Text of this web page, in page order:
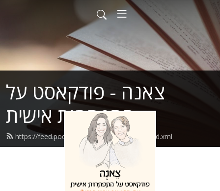
צאנה - פודקאסט על
התפתחות אישית
https://feed.podbean.com/tsenapodcast/feed.xml